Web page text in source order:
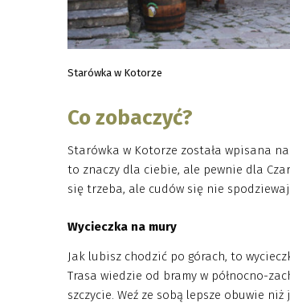
Starówka w Kotorze
Co zobaczyć?
Starówka w Kotorze została wpisana
to znaczy dla ciebie, ale pewnie dla
się trzeba, ale cudów się nie
Wycieczka na mury
Jak lubisz chodzić po górach, to
Trasa wiedzie od bramy w północno-
szczycie. Weź ze sobą lepsze obuwie